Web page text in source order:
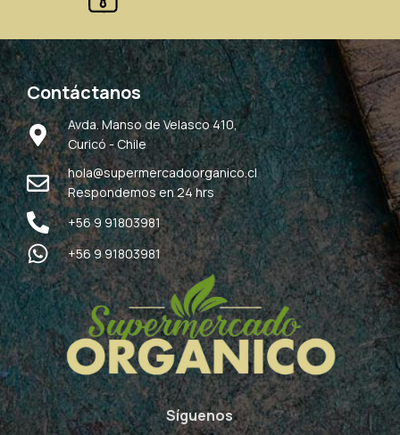
Contáctanos
Avda. Manso de Velasco 410,
Curicó - Chile
hola@supermercadoorganico.cl
Respondemos en 24 hrs
+56 9 91803981
+56 9 91803981
Síguenos